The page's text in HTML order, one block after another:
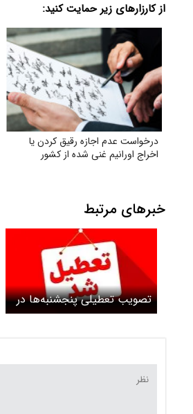
از کارزارهای زیر حمایت کنید:
درخواست عدم اجازه رقیق کردن یا
اخراج اورانیم غنی شده از کشور
خبرهای مرتبط
تصویب تعطیلی پنجشنبه‌ها در
سراسر کشور